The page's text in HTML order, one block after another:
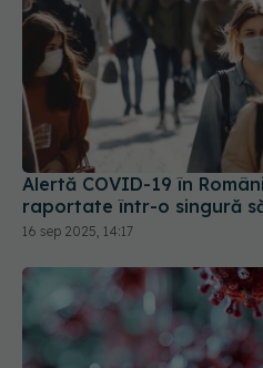
Alertă COVID-19 în
raportate într-o singură
16 sep 2025, 14:17